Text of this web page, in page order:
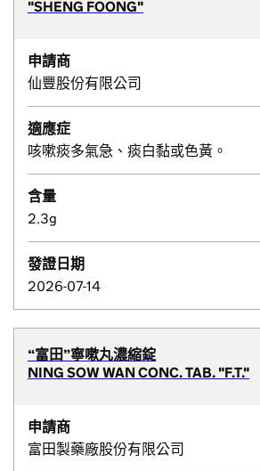
"SHENG FOONG"
申請商
仙豐股份有限公司
適應症
咳嗽痰多氣急、痰白黏或色黃。
含量
2.3g
發證日期
2026-07-14
“富田”寧嗽丸濃縮錠
NING SOW WAN CONC. TAB. "F.T."
申請商
富田製藥廠股份有限公司